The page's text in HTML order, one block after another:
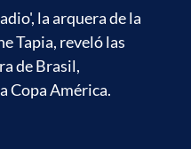
la arquera de la
Tapia, reveló las
de Brasil,
Copa América.